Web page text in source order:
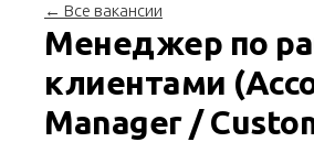
← Все вакансии
Менеджер по
клиентами
Manager /